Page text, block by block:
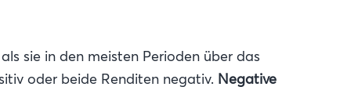
sie in den meisten Perioden über das
oder beide Renditen negativ. Negative